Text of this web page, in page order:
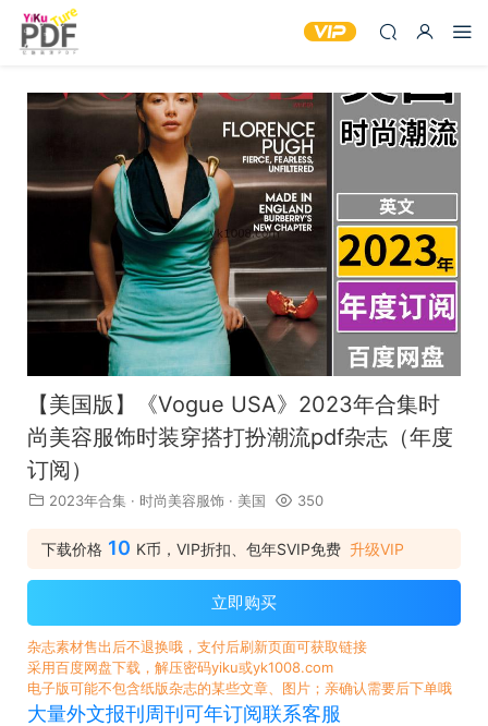
【美国版】《Vogue USA》2023年合集时
尚美容服饰时装穿搭打扮潮流pdf杂志（年度
订阅）
2023年合集 · 时尚美容服饰 · 美国 350
下载价格 10 K币，VIP折扣、包年SVIP免费 升级VIP
立即购买
杂志素材售出后不退换哦，支付后刷新页面可获取链接
采用百度网盘下载，解压密码yiku或yk1008.com
电子版可能不包含纸版杂志的某些文章、图片；亲确认需要后下单哦
大量外文报刊周刊可年订阅联系客服